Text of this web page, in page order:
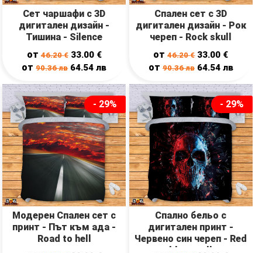
Сет чаршафи с 3D
дигитален дизайн -
Тишина - Silence
от46.20€ 33.00 €
от90.36лв 64.54лв
Спален сет с 3D
дигитален дизайн - Рок
череп - Rock skull
от46.20€ 33.00 €
от 90.36лв 64.54 лв
- 29%
Модерен Спален сет с
принт - Път към ада -
Road to hell
- 29%
Спално бельо с
дигитален принт -
Червено син череп - Red
blue scull